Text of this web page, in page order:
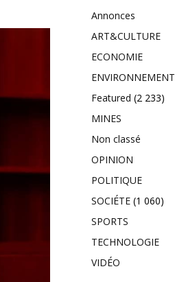
Annonces
ART&CULTURE
ECONOMIE
ENVIRONNEMENT
Featured (2 233)
MINES
Non classé
OPINION
POLITIQUE
SOCIÉTE (1 060)
SPORTS
TECHNOLOGIE
VIDÉO